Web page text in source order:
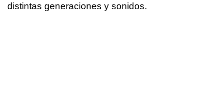
distintas generaciones y sonidos.